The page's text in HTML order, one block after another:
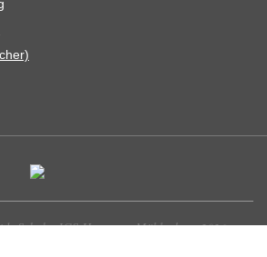
Schule, IGS Hannover-Mühlenberg 2026